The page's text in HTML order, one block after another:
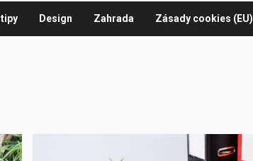
Design Zahrada Zásady cookies (EU)